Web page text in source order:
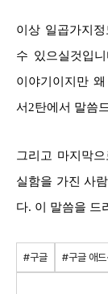
이상 일곱가지
수 있으실것입
이야기이지만
서2탄에서 말씀
그리고 마지막
실함을 가진 사
다. 이 말씀을 드
#구글 #구글 애